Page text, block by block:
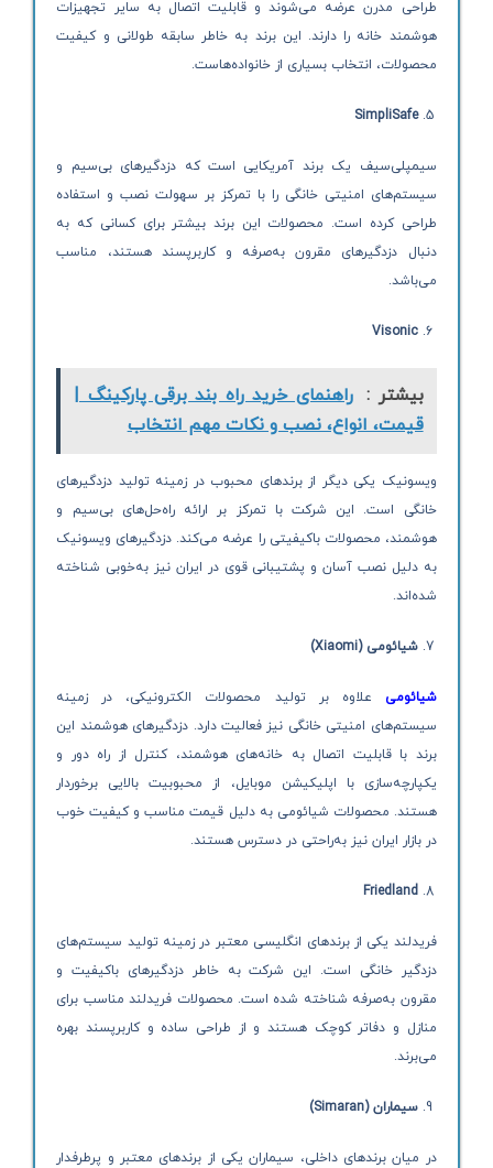
طراحی مدرن عرضه می‌شوند و قابلیت اتصال به سایر تجهیزات
هوشمند خانه را دارند. این برند به خاطر سابقه طولانی و کیفیت
محصولات، انتخاب بسیاری از خانواده‌هاست.
SimpliSafe
سیمپلی‌سیف یک برند آمریکایی است که دزدگیرهای بی‌سیم و
سیستم‌های امنیتی خانگی را با تمرکز بر سهولت نصب و استفاده
طراحی کرده است. محصولات این برند بیشتر برای کسانی که به
دنبال دزدگیرهای مقرون به‌صرفه و کاربرپسند هستند، مناسب
می‌باشد.
Visonic
بیشتر : راهنمای خرید راه بند برقی پارکینگ |
قیمت، انواع، نصب و نکات مهم انتخاب
ویسونیک یکی دیگر از برندهای محبوب در زمینه تولید دزدگیرهای
خانگی است. این شرکت با تمرکز بر ارائه راه‌حل‌های بی‌سیم و
هوشمند، محصولات باکیفیتی را عرضه می‌کند. دزدگیرهای ویسونیک
به دلیل نصب آسان و پشتیبانی قوی در ایران نیز به‌خوبی شناخته
شده‌اند.
شیائومی (Xiaomi
)
شیائومی علاوه بر تولید محصولات الکترونیکی، در زمینه
سیستم‌های امنیتی خانگی نیز فعالیت دارد. دزدگیرهای هوشمند این
برند با قابلیت اتصال به خانه‌های هوشمند، کنترل از راه دور و
یکپارچه‌سازی با اپلیکیشن موبایل، از محبوبیت بالایی برخوردار
هستند. محصولات شیائومی به دلیل قیمت مناسب و کیفیت خوب
در بازار ایران نیز به‌راحتی در دسترس هستند.
Friedland
فریدلند یکی از برندهای انگلیسی معتبر در زمینه تولید سیستم‌های
دزدگیر خانگی است. این شرکت به خاطر دزدگیرهای باکیفیت و
مقرون به‌صرفه شناخته شده است. محصولات فریدلند مناسب برای
منازل و دفاتر کوچک هستند و از طراحی ساده و کاربرپسند بهره
می‌برند.
سیماران(Simaran)
در میان برندهای داخلی، سیماران یکی از برندهای معتبر و پرطرفدار